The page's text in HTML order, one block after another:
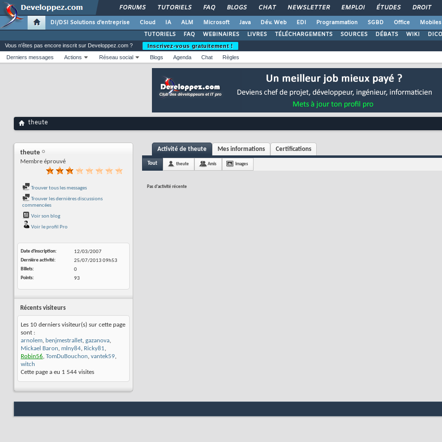
FORUMS TUTORIELS FAQ BLOGS CHAT NEWSLETTER EMPLOI ÉTUDES DROIT
DI/DSI Solutions d'entreprise Cloud IA ALM Microsoft Java Dév. Web EDI Programmation SGBD Office Mobiles
TUTORIELS
FAQ WEBINAIRES LIVRES TÉLÉCHARGEMENTS SOURCES DÉBATS WIKI DICO
Vous n'êtes pas encore inscrit sur Developpez.com ?
Inscrivez-vous gratuitement !
Derniers messages
Actions Réseau social Blogs Agenda Chat Règles
theute
theute
Membre éprouvé
Trouver tous les messages
Trouver les dernières discussions
commencées
Voir son blog
Voir le profil Pro
Date d'inscription
12/03/2007
Dernière activité
25/07/2013 09h53
Billets
0
Points
93
Récents visiteurs
Les 10 derniers visiteur(s) sur cette page
sont :
arnolem, benjmestrallet, gazanova,
Mickael Baron, mlny84, Ricky81,
Robin56, TomDuBouchon, vantek59,
witch
Cette page a eu 1 544 visites
Activité de theute Mes informations Certifications
Tout theute Amis Images
Pas d'activité récente